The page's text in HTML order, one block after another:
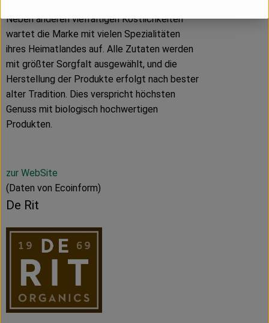
Neben anderen vielfältigen Köstlichkeiten
wartet die Marke mit vielen Spezialitäten
ihres Heimatlandes auf. Alle Zutaten werden
mit größter Sorgfalt ausgewählt, und die
Herstellung der Produkte erfolgt nach bester
alter Tradition. Dies verspricht höchsten
Genuss mit biologisch hochwertigen
Produkten.
zur WebSite
(Daten von Ecoinform)
De Rit